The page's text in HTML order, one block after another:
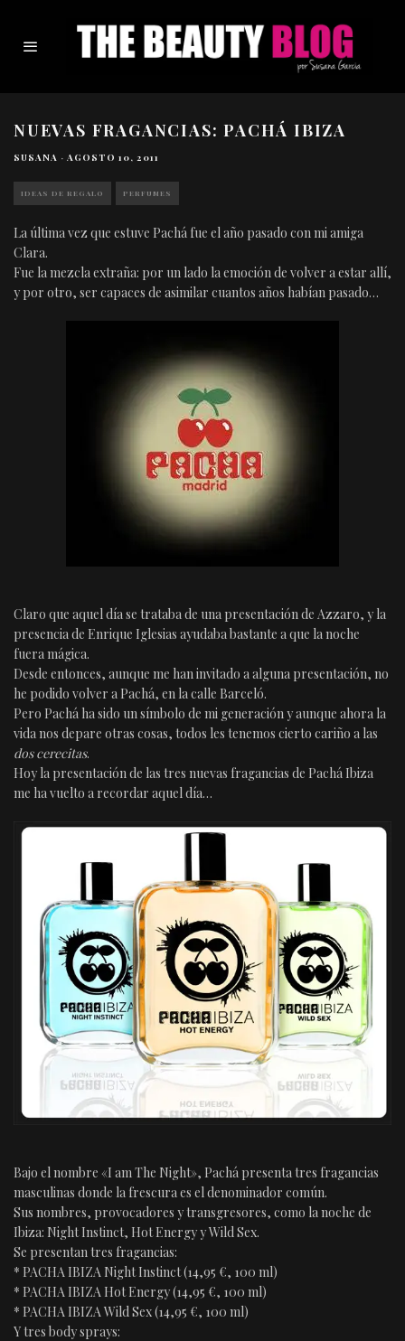
NUEVAS FRAGANCIAS: PACHÁ IBIZA
SUSANA · AGOSTO 10, 2011
IDEAS DE REGALO PERFUMES
La última vez que estuve Pachá fue el año pasado con mi amiga
Clara.
Fue la mezcla extraña: por un lado la emoción de volver a estar allí,
y por otro, ser capaces de asimilar cuantos años habían pasado…
Claro que aquel día se trataba de una presentación de Azzaro, y la
presencia de Enrique Iglesias ayudaba bastante a que la noche
fuera mágica.
Desde entonces, aunque me han invitado a alguna presentación, no
he podido volver a Pachá, en la calle Barceló.
Pero Pachá ha sido un símbolo de mi generación y aunque ahora la
vida nos depare otras cosas, todos les tenemos cierto cariño a las
dos cerecitas.
Hoy la presentación de las tres nuevas fragancias de Pachá Ibiza
me ha vuelto a recordar aquel día…
Bajo el nombre «I am The Night», Pachá presenta tres fragancias
masculinas donde la frescura es el denominador común.
Sus nombres, provocadores y transgresores, como la noche de
Ibiza: Night Instinct, Hot Energy y Wild Sex.
Se presentan tres fragancias:
* PACHA IBIZA Night Instinct (14,95 €, 100 ml)
* PACHA IBIZA Hot Energy (14,95 €, 100 ml)
* PACHA IBIZA Wild Sex (14,95 €, 100 ml)
Y tres body sprays: